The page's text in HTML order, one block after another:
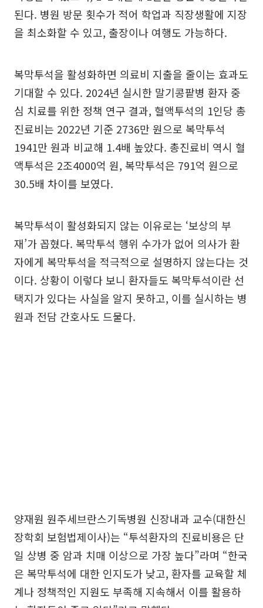
된다. 병원 방문 횟수가 적어 학업과 직장생활에 지장
을 최소화할 수 있고, 출장이나 여행도 가능하다.
복막투석을 활성화하면 의료비 지출을 줄이는 효과도
기대할 수 있다. 2024년 실시한 말기콩팥병 환자 중
심 치료를 위한 정책 연구 결과, 혈액투석의 1인당 총
진료비는 2022년 기준 2736만 원으로 복막투석
1941만 원과 비교해 1.4배 높았다. 총진료비 역시 혈
액투석은 2조4000억 원, 복막투석은 791억 원으로
30.5배 차이를 보였다.
복막투석이 활성화되지 않는 이유로는 ‘보상의 부
재’가 꼽혔다. 복막투석 행위 수가가 없어 의사가 환
자에게 복막투석을 적극적으로 설명하지 않는다는 것
이다. 상황이 이렇다 보니 환자들도 복막투석이란 선
택지가 있다는 사실을 알지 못하고, 이를 실시하는 병
원과 전담 간호사도 드물다.
양재원 원주세브란스기독병원 신장내과 교수(대한신
장학회 보험법제이사)는 “투석환자의 진료비용은 단
일 상병 중 암과 치매 이상으로 가장 높다”라며 “한국
은 복막투석에 대한 인지도가 낮고, 환자를 교육할 체
계나 정책적인 지원도 부족해 지속해서 이를 활용하